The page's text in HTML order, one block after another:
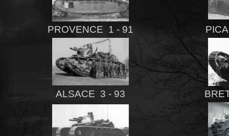
PROVENCE 1 - 91
ALSACE 3 - 93